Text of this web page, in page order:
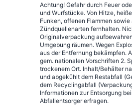
Achtung! Gefahr durch Feuer
und Wurfstücke. Von Hitze,
Funken, offenen Flammen sowie
Zündquellenarten fernhalten.
Originalverpackung
Umgebung räumen. Wegen
aus der Entfernung bekämpfen.
gem. nationalen Vorschriften 2.
trockenem Ort. Inhalt/Behälter
und abgekühlt dem Restabfall
dem Recyclingabfall
Informationen zur Entsorgung
Abfallentsorger erfragen.